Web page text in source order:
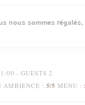
nous sommes
- GUESTS 2
AMBIENCE : 5/5 MENU :